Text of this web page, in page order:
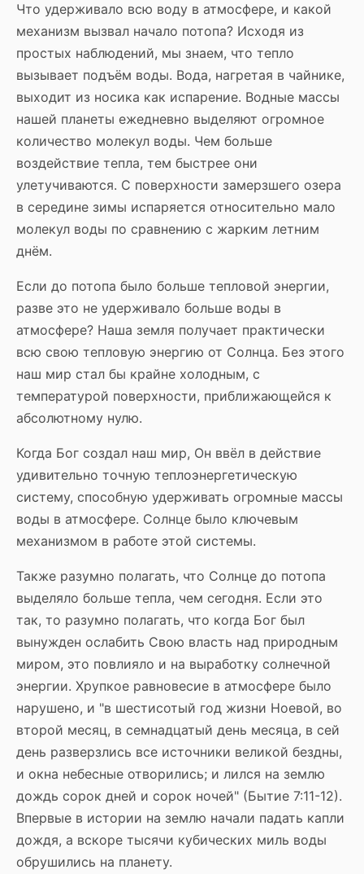
Что удерживало всю воду в атмосфере, и какой
механизм вызвал начало потопа? Исходя из
простых наблюдений, мы знаем, что тепло
вызывает подъём воды. Вода, нагретая в чайнике,
выходит из носика как испарение. Водные массы
нашей планеты ежедневно выделяют огромное
количество молекул воды. Чем больше
воздействие тепла, тем быстрее они
улетучиваются. С поверхности замерзшего озера
в середине зимы испаряется относительно мало
молекул воды по сравнению с жарким летним
днём.
Если до потопа было больше тепловой энергии,
разве это не удерживало больше воды в
атмосфере? Наша земля получает практически
всю свою тепловую энергию от Солнца. Без этого
наш мир стал бы крайне холодным, с
температурой поверхности, приближающейся к
абсолютному нулю.
Когда Бог создал наш мир, Он ввёл в действие
удивительно точную теплоэнергетическую
систему, способную удерживать огромные массы
воды в атмосфере. Солнце было ключевым
механизмом в работе этой системы.
Также разумно полагать, что Солнце до потопа
выделяло больше тепла, чем сегодня. Если это
так, то разумно полагать, что когда Бог был
вынужден ослабить Свою власть над природным
миром, это повлияло и на выработку солнечной
энергии. Хрупкое равновесие в атмосфере было
нарушено, и "в шестисотый год жизни Ноевой, во
второй месяц, в семнадцатый день месяца, в сей
день разверзлись все источники великой бездны,
и окна небесные отворились; и лился на землю
дождь сорок дней и сорок ночей" (Бытие 7:11-12).
Впервые в истории на землю начали падать капли
дождя, а вскоре тысячи кубических миль воды
обрушились на планету.